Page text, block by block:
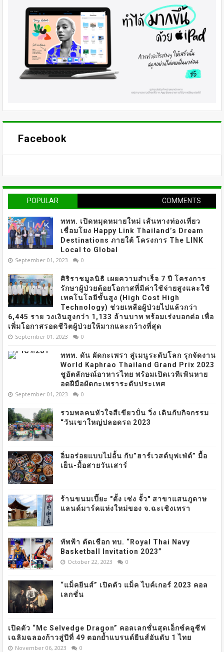
Facebook
POPULAR COMMENTS
ททท. เปิดหมุดหมายใหม่ เส้นทางท่องเที่ยว
เชื่อมโยง Happy Link Thailand’s Dream
Destinations ภายใต้ โครงการ The LINK
Local to Global
September 01, 2023 0
ศิริราชมูลนิธิ เผยความสำเร็จ 7 ปี โครงการ
รักษาผู้ป่วยด้อยโอกาสที่มีค่าใช้จ่ายสูงและใช้
เทคโนโลยีขั้นสูง (High Cost High
Technology) ช่วยเหลือผู้ป่วยไปแล้วกว่า
6,445 ราย วงเงินสูงกว่า 1,133 ล้านบาท พร้อมเร่งบอกต่อ เพื่อ
เพิ่มโอกาสรอดชีวิตผู้ป่วยให้มากและกว้างที่สุด
September 01, 2023 0
ททท. ดัน ผัดกะเพรา สู่เมนูระดับโลก รุกจัดงาน
World Kaphrao Thailand Grand Prix 2023
ชูอัตลักษณ์อาหารไทย พร้อมเปิดเวทีเฟ้นหาย
อดฝีมือผัดกะเพราระดับประเทศ
September 01, 2023 0
รวมพลคนหัวใจสีเขียวปั่น วิ่ง เดินกับกิจกรรม
“วันเขาใหญ่ปลอดรถ 2023
อิ่มอร่อยแบบไม่อั้น กับ”ฮาร์เวสต์บุฟเฟ่ต์” มื้อ
เย็น-มื้อสายวันเสาร์
ร้านขนมเปี๊ยะ "ตั้ง เซ่ง จั้ว" สาขาแสนภูดาษ
แลนด์มาร์คแห่งใหม่ของ จ.ฉะเชิงเทรา
ทัพฟ้า ตัดเชือก ทบ. “Royal Thai Navy
Basketball Invitation 2023”
October 22, 2023 0
“แม็คยีนส์” เปิดตัว แม็ค ไบค์เกอร์ 2023 คอล
เลกชั่น
เปิดตัว “Mc Selvedge Dragon” คอลเลกชั่นสุดเอ็กซ์คลูซีฟ
เฉลิมฉลองก้าวสู่ปีที่ 49 ตอกย้ำแบรนด์ยีนส์อันดับ 1 ไทย
November 06, 2023 0